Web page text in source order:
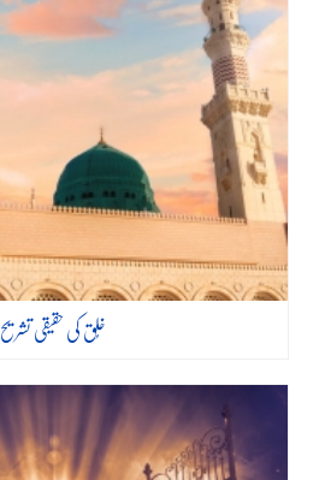
خُلق کی حقیقی تشریح